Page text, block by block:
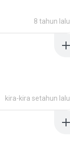
8 tahun lalu
kira-kira setahun lalu